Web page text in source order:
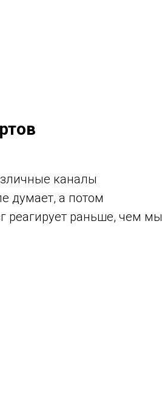
каналы
думает, а потом
реагирует раньше, чем мы